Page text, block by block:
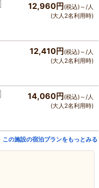
12,960円 (税込)～/人
(大人2名利用時)
12,410円 (税込)～/人
(大人2名利用時)
14,060円 (税込)～/人
(大人2名利用時)
この施設の宿泊プランをもっとみる